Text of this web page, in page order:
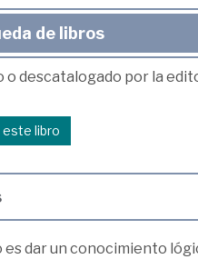
de libros
descatalogado por la
este libro
es dar un conocimiento